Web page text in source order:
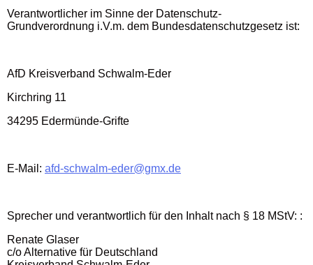
Verantwortlicher im Sinne der Datenschutz-
Grundverordnung i.V.m. dem Bundesdatenschutzgesetz ist:
AfD Kreisverband Schwalm-Eder
Kirchring 11
34295 Edermünde-Grifte
E-Mail: afd-schwalm-eder@gmx.de
Sprecher und verantwortlich für den Inhalt nach § 18 MStV: :
Renate Glaser
c/o Alternative für Deutschland